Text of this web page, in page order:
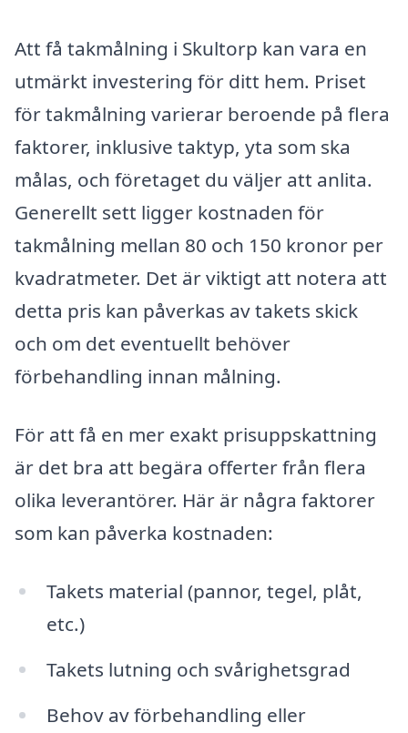
Att få takmålning i Skultorp kan vara en
utmärkt investering för ditt hem. Priset
för takmålning varierar beroende på flera
faktorer, inklusive taktyp, yta som ska
målas, och företaget du väljer att anlita.
Generellt sett ligger kostnaden för
takmålning mellan 80 och 150 kronor per
kvadratmeter. Det är viktigt att notera att
detta pris kan påverkas av takets skick
och om det eventuellt behöver
förbehandling innan målning.
För att få en mer exakt prisuppskattning
är det bra att begära offerter från flera
olika leverantörer. Här är några faktorer
som kan påverka kostnaden:
Takets material (pannor, tegel, plåt,
etc.)
Takets lutning och svårighetsgrad
Behov av förbehandling eller